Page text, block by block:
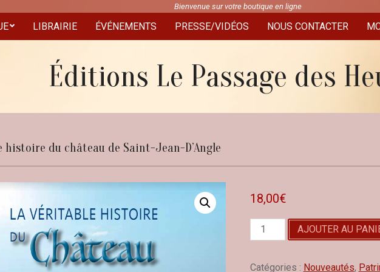
Bienvenue sur votre boutique en ligne
LIBRAIRIE ÉVÉNEMENTS PRESSE/VIDÉOS NOUS CONTACTER
Éditions Le Passage des
histoire du château de Saint-Jean-D’Angle
18,00€
quantité
de
véritable
AJOUTER AU
Catégories : Nouveautés,